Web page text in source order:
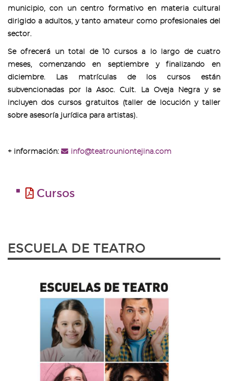
municipio, con un centro formativo en materia cultural
dirigido a adultos, y tanto amateur como profesionales del
sector.
Se ofrecerá un total de 10 cursos a lo largo de cuatro
meses, comenzando en septiembre y finalizando en
diciembre. Las matrículas de los cursos están
subvencionadas por la Asoc. Cult. La Oveja Negra y se
incluyen dos cursos gratuitos (taller de locución y taller
sobre asesoría jurídica para artistas).
+ información: info@teatrouniontejina.com
Cursos
ESCUELA DE TEATRO